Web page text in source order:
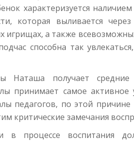
характеризуется
которая выливается
игрищах, а также
способна так
Наташа получает
принимает самое
педагогов, по этой причине
критические замечания
в процессе воспитания